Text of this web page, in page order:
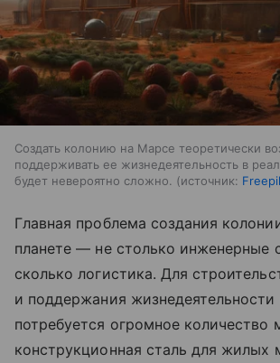
Создать колонию на Марсе теоретически
поддерживать ее жизнедеятельность в
будет невероятно сложно.
источник:
Главная проблема создания
планете — не столько инженерные
сколько логистика. Для
и поддержания жизнедеятельности
потребуется огромное количество
конструкционная сталь для жилых